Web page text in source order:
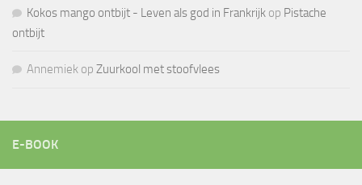
Kokos mango ontbijt - Leven als god in Frankrijk op Pistache
ontbijt
Annemiek op Zuurkool met stoofvlees
E-BOOK